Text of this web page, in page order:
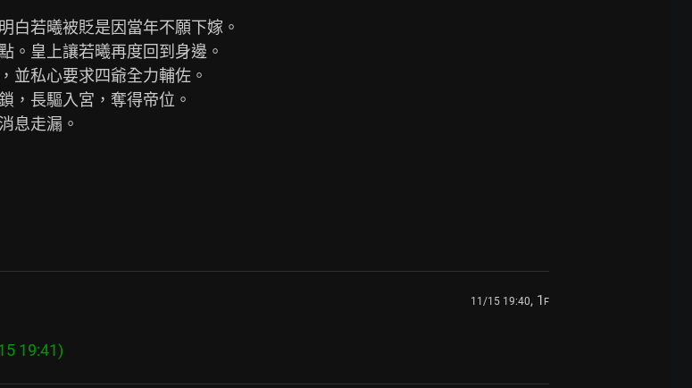
白若曦被貶是因當年不願下嫁。
。皇上讓若曦再度回到身邊。
並私心要求四爺全力輔佐。
，長驅入宮，奪得帝位。
息走漏。
11/15 19:40, 1 F